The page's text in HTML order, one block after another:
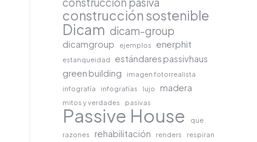
construcción sostenible
Dicam dicam-group
dicamgroup ejemplos enerphit
estanqueidad
estándares passivhaus
green building
imagen fotorrealista
infografía
infografías lujo madera
mitos y verdades pasivas
Passive House
que
razones
rehabilitación renders
respiran